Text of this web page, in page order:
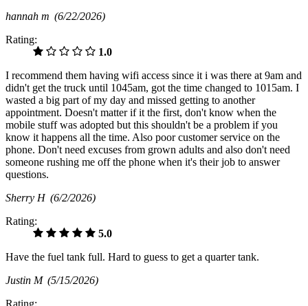
hannah m (6/22/2026)
Rating:
1.0
I recommend them having wifi access since it i was there at 9am and
didn't get the truck until 1045am, got the time changed to 1015am. I
wasted a big part of my day and missed getting to another
appointment. Doesn't matter if it the first, don't know when the
mobile stuff was adopted but this shouldn't be a problem if you
know it happens all the time. Also poor customer service on the
phone. Don't need excuses from grown adults and also don't need
someone rushing me off the phone when it's their job to answer
questions.
Sherry H (6/2/2026)
Rating:
5.0
Have the fuel tank full. Hard to guess to get a quarter tank.
Justin M (5/15/2026)